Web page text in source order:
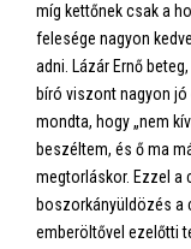
míg kettőnek csak a
felesége nagyon
adni. Lázár Ernő
bíró viszont nagyon
mondta, hogy „nem
beszéltem, és ő ma
megtorláskor. Ezzel a
boszorkányüldözés a
emberöltővel ezelőtti